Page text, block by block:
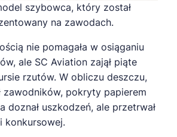
szybowca, który został
na zawodach.
nie pomagała w osiąganiu
ale SC Aviation zajął piąte
rzutów. W obliczu deszczu,
zawodników, pokryty papierem
doznał uszkodzeń, ale przetrwał
konkursowej.